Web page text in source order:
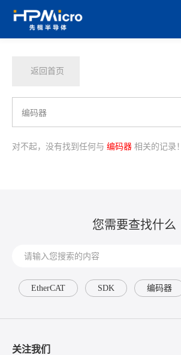
返回首页
对不起，没有找到任何与 编码器 相关的记录！
您需要查找什么
EtherCAT SDK 编码器
关注我们